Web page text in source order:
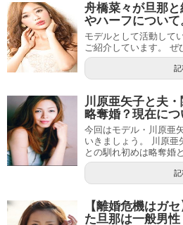
舟橋菜々が旦那
やハーフについて
モデルとして活動して
ご紹介しています。 ぜ
記
川原亜矢子と夫
略奪婚？現在につ
今回はモデル・川原亜
いきましょう。 川原亜
との馴れ初めは略奪婚
記
【離婚危機はガ
た旦那は一般男性